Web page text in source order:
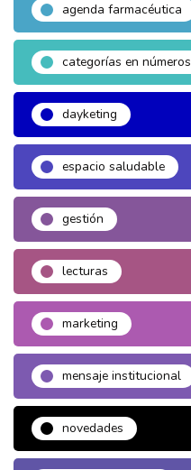
agenda farmacéutica
categorías en números
dayketing
espacio saludable
gestión
lecturas
marketing
mensaje institucional
novedades